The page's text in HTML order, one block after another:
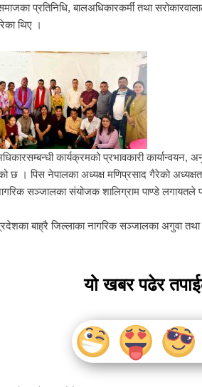
प्रतिनिधि, बालअधिकारकर्मी तथा
थिए ।
कार्यक्रमको प्रभावकारी
। पिस नेपालका अध्यक्ष मणिप्रसाद गैरेको
सञ्जालका संयोजक शालिग्राम पाण्डे
बाह्रै जिल्लाका नागरिक सञ्जालका अगुवा
यो खबर पढेर